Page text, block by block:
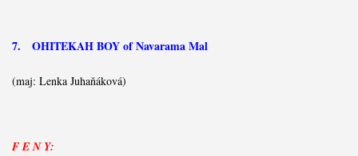
7. OHITEKAH BOY of Navarama Mal
(maj: Lenka Juhaňáková)
F E N Y: